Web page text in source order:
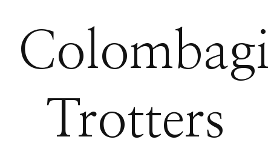
Trotters